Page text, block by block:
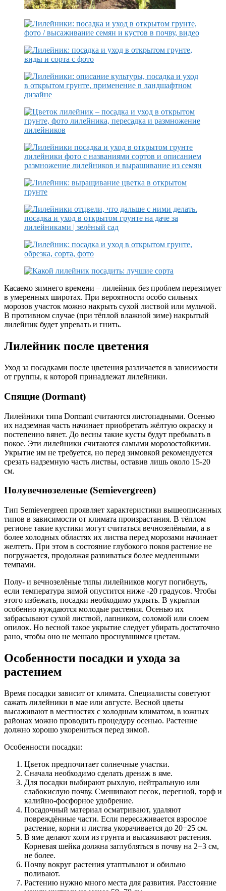
Касаемо зимнего времени – лилейник без проблем перезимует
в умеренных широтах. При вероятности особо сильных
морозов участок можно накрыть сухой листвой или мульчой.
В противном случае (при тёплой влажной зиме) накрытый
лилейник будет упревать и гнить.
Лилейник после цветения
Уход за посадками после цветения различается в зависимости
от группы, к которой принадлежат лилейники.
Спящие (Dormant)
Лилейники типа Dormant считаются листопадными. Осенью
их надземная часть начинает приобретать жёлтую окраску и
постепенно вянет. До весны такие кусты будут пребывать в
покое. Эти лилейники считаются самыми морозостойкими.
Укрытие им не требуется, но перед зимовкой рекомендуется
срезать надземную часть листвы, оставив лишь около 15-20
см.
Полувечнозеленые (Semievergreen)
Тип Semievergreen проявляет характеристики вышеописанных
типов в зависимости от климата произрастания. В тёплом
регионе такие кустики могут считаться вечнозелёными, а в
более холодных областях их листва перед морозами начинает
желтеть. При этом в состояние глубокого покоя растение не
погружается, продолжая развиваться более медленными
темпами.
Полу- и вечнозелёные типы лилейников могут погибнуть,
если температура зимой опустится ниже -20 градусов. Чтобы
этого избежать, посадки необходимо укрыть. В укрытии
особенно нуждаются молодые растения. Осенью их
забрасывают сухой листвой, лапником, соломой или слоем
опилок. Но весной такое укрытие следует убирать достаточно
рано, чтобы оно не мешало проснувшимся цветам.
Особенности посадки и ухода за
растением
Время посадки зависит от климата. Специалисты советуют
сажать лилейники в мае или августе. Весной цветы
высаживают в местностях с холодным климатом, в южных
районах можно проводить процедуру осенью. Растение
должно хорошо укорениться перед зимой.
Особенности посадки:
Цветок предпочитает солнечные участки.
Сначала необходимо сделать дренаж в яме.
Для посадки выбирают рыхлую, нейтральную или
слабокислую почву. Смешивают песок, перегной, торф и
калийно-фосфорное удобрение.
Посадочный материал осматривают, удаляют
повреждённые части. Если пересаживается взрослое
растение, корни и листва укорачивается до 20−25 см.
В яме делают холм из грунта и высаживают растения.
Корневая шейка должна заглубляться в почву на 2−3 см,
не более.
Почву вокруг растения утаптывают и обильно
поливают.
Растению нужно много места для развития. Расстояние